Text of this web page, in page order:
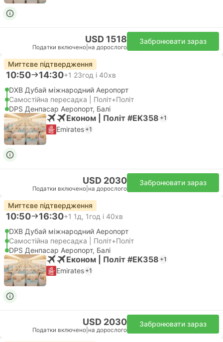
USD 1518
Податки включено на дорослого
Забронювати зараз
Миттєве підтвердження
10:50 14:30+1 23год і 40хв
DXB Дубай міжнародний Аеропорт
Самостійна пересадка | Політ+Політ
DPS Денпасар Аеропорт, Балі
Економ | Політ #EK358 +1
Emirates +1
USD 2030
Податки включено на дорослого
Забронювати зараз
Миттєве підтвердження
10:50 16:30+1 1д, 1год і 40хв
DXB Дубай міжнародний Аеропорт
Самостійна пересадка | Політ+Політ
DPS Денпасар Аеропорт, Балі
Економ | Політ #EK358 +1
Emirates +1
USD 2030
Податки включено на дорослого
Забронювати зараз